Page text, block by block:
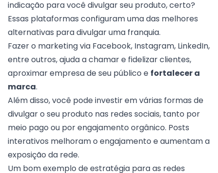
indicação para você divulgar seu produto, certo?
Essas plataformas configuram uma das melhores
alternativas para divulgar uma franquia.
Fazer o marketing via Facebook, Instagram, LinkedIn,
entre outros, ajuda a chamar e fidelizar clientes,
aproximar empresa de seu público e fortalecer a
marca.
Além disso, você pode investir em várias formas de
divulgar o seu produto nas redes sociais, tanto por
meio pago ou por engajamento orgânico. Posts
interativos melhoram o engajamento e aumentam a
exposição da rede.
Um bom exemplo de estratégia para as redes